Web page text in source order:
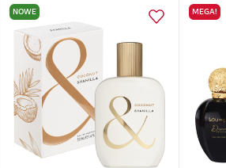
NOWE MEGA!